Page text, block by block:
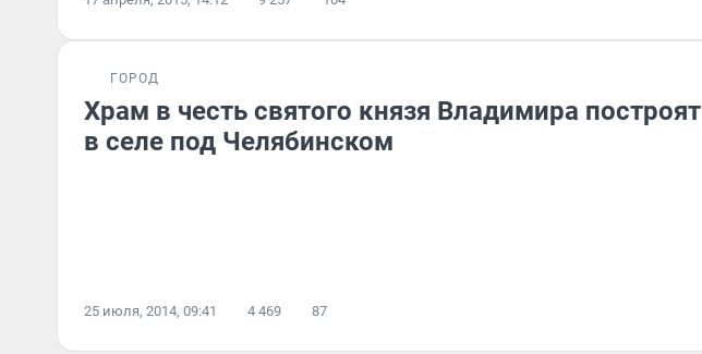
ГОРОД
Храм в честь святого князя Владимира построят
в селе под Челябинском
25 июля, 2014, 09:41 4 469 87